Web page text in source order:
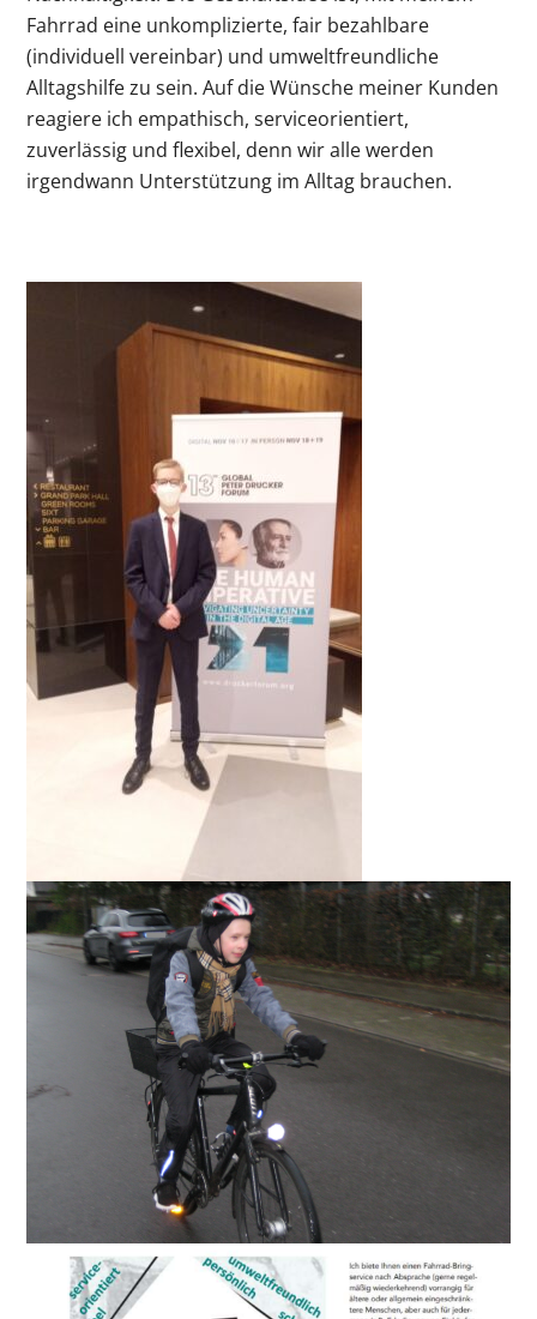
Fahrrad eine unkomplizierte, fair bezahlbare
(individuell vereinbar) und umweltfreundliche
Alltagshilfe zu sein. Auf die Wünsche meiner Kunden
reagiere ich empathisch, serviceorientiert,
zuverlässig und flexibel, denn wir alle werden
irgendwann Unterstützung im Alltag brauchen.